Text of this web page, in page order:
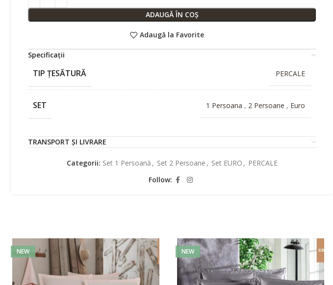
ADAUGĂ ÎN COȘ
Adaugă la Favorite
Specificații
TIP ȚESĂTURĂ PERCALE
SET 1 Persoana , 2 Persoane , Euro
TRANSPORT ȘI LIVRARE
Categorii: Set 1 Persoană , Set 2 Persoane , Set EURO , PERCALE
Follow:
NEW NEW